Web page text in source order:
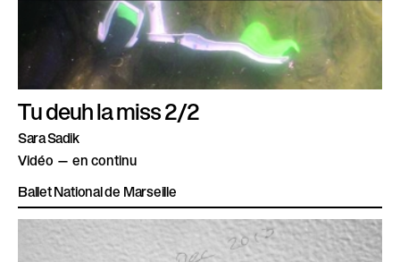
Tu deuh la miss 2/2
Sara Sadik
Vidéo — en continu
Ballet National de Marseille